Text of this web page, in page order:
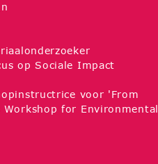
op Sociale Impact
voor 'From
for Environmental